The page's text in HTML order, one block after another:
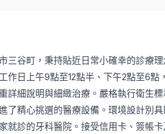
三谷町，秉持貼近日常小確幸的診療
作日上午9點至12點半、下午2點至6
詳細說明與細緻治療。嚴格執行衛生
了精心挑選的醫療設備。環境設計別
就診的牙科醫院。接受信用卡、簽帳